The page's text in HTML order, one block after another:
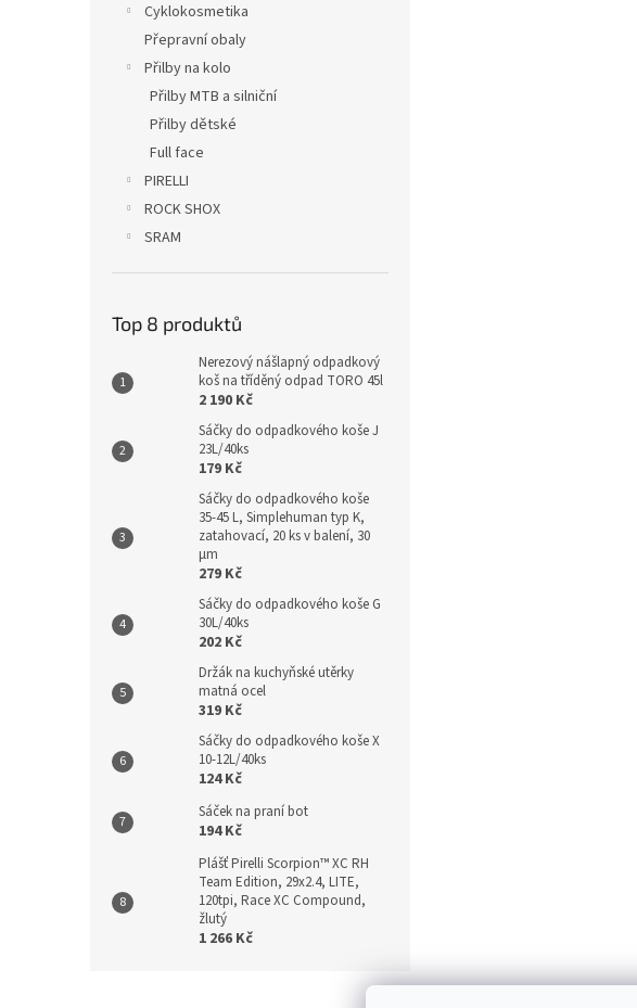
Cyklokosmetika
Přepravní obaly
Přilby na kolo
Přilby MTB a silniční
Přilby dětské
Full face
PIRELLI
ROCK SHOX
SRAM
Top 8 produktů
Nerezový nášlapný odpadkový
koš na tříděný odpad TORO 45l
2 190 Kč
Sáčky do odpadkového koše J
23L/40ks
179 Kč
Sáčky do odpadkového koše
35-45 L, Simplehuman typ K,
zatahovací, 20 ks v balení, 30
µm
279 Kč
Sáčky do odpadkového koše G
30L/40ks
202 Kč
Držák na kuchyňské utěrky
matná ocel
319 Kč
Sáčky do odpadkového koše X
10-12L/40ks
124 Kč
Sáček na praní bot
194 Kč
Plášť Pirelli Scorpion™ XC RH
Team Edition, 29x2.4, LITE,
120tpi, Race XC Compound,
žlutý
1 266 Kč